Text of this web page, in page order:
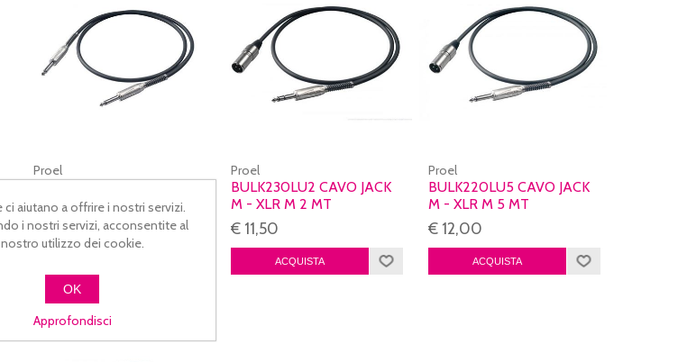
Proel
- JACK F 1MT
€ 6,50
Proel
BULK230LU2 CAVO JACK
M - XLR M 2 MT
BILANCIATO
€ 11,50
Proel
BULK220LU5 CAVO JACK
M - XLR M 5 MT
€ 12,00
ci aiutano a offrire i nostri servizi.
i nostri servizi, acconsentite al
nostro utilizzo dei cookie.
OK
Approfondisci